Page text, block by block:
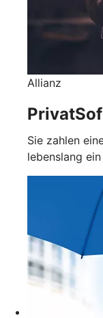
Allianz
Sie zahlen
lebenslang